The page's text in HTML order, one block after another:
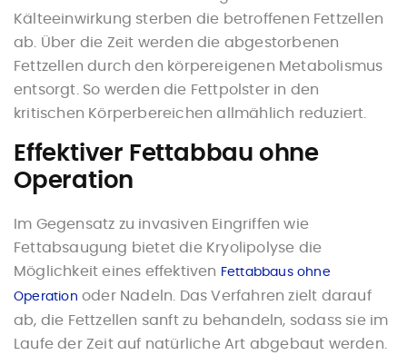
Kälteeinwirkung sterben die betroffenen Fettzellen
ab. Über die Zeit werden die abgestorbenen
Fettzellen durch den körpereigenen Metabolismus
entsorgt. So werden die Fettpolster in den
kritischen Körperbereichen allmählich reduziert.
Effektiver Fettabbau ohne
Operation
Im Gegensatz zu invasiven Eingriffen wie
Fettabsaugung bietet die Kryolipolyse die
Möglichkeit eines effektiven Fettabbaus ohne
Operation oder Nadeln. Das Verfahren zielt darauf
ab, die Fettzellen sanft zu behandeln, sodass sie im
Laufe der Zeit auf natürliche Art abgebaut werden.